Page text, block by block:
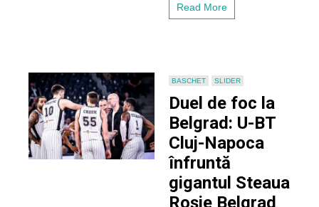
câștigăm
fiecare
meci
pe
jucăm”
Read More
BASCHET SLIDER
Duel de foc la
Belgrad: U-BT
Cluj-Napoca
înfruntă
gigantul Steaua
Roșie Belgrad